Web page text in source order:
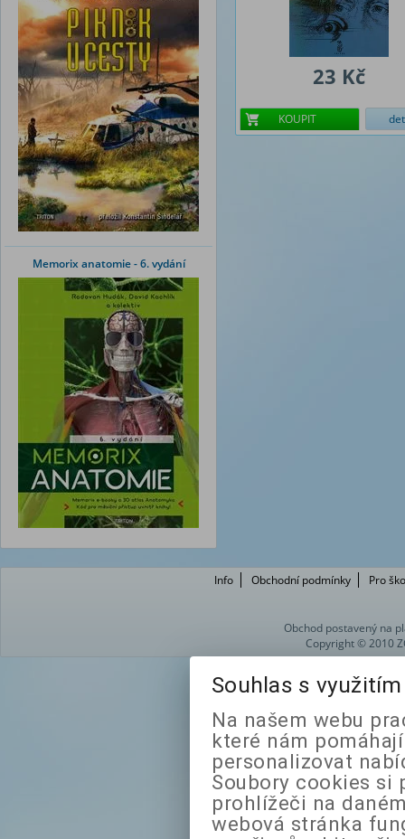
Memorix anatomie - 6. vydání
23 Kč
KOUPIT
Info Obchodní podmínky Pro
Obchod postavený na
Copyright © 2010
Souhlas s
Na našem webu
které nám
personalizovat
Soubory cookies si
prohlížeči na
webová stránka